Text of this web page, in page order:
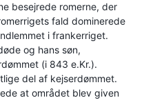
besejrede romerne, der
fald dominerede
i frankerriget.
og hans søn,
(i 843 e.Kr.).
del af kejserdømmet.
at området blev given